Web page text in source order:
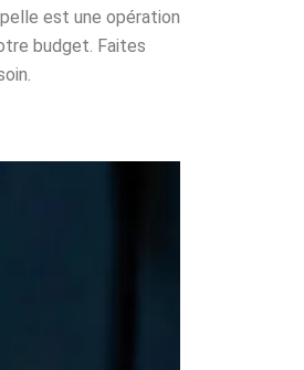
est une opération
budget. Faites